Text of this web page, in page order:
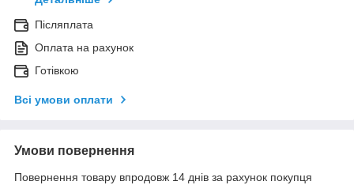
Післяплата
Оплата на рахунок
Готівкою
Всі умови оплати
Умови повернення
Повернення товару впродовж 14 днів за рахунок покупця